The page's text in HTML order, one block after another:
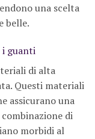
una scelta
belle.
i guanti
di alta
Questi materiali
assicurano una
di
morbidi al